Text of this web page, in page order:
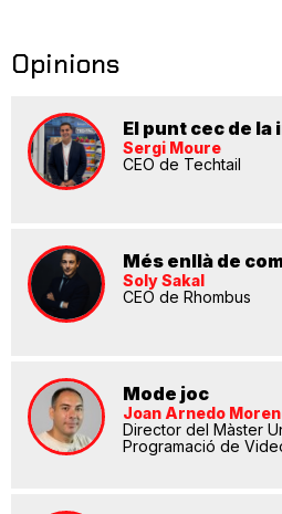
Opinions
El punt cec de
Sergi Moure
CEO de Techtail
Més enllà de
Soly Sakal
CEO de Rhombus
Mode joc
Joan Arnedo
Director del Màster
Programació de